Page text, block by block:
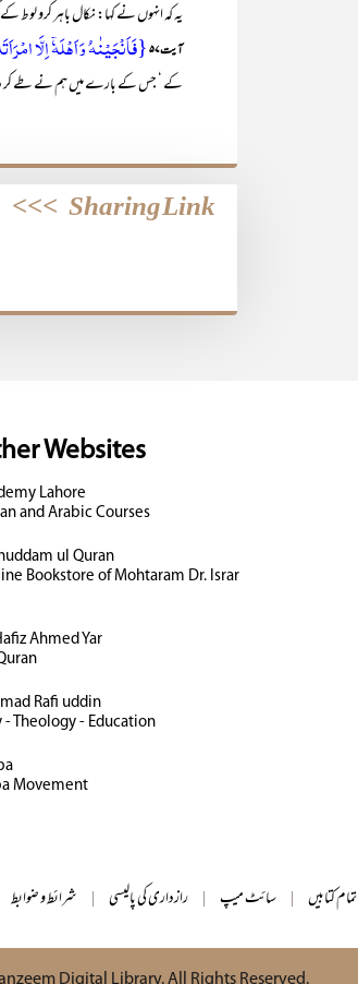
یہ کہ انہوں نے کہا: نکال باہر کرو لوط
آیت ۵۷ {فَاَنۡجَیۡنٰہُ وَ اَہۡلَہٗۤ اِلَّا
کے ‘ جس کے بارے میں ہم نے طے کر دیا
Sharing Link
>>>
Websites
Lahore
and Arabic Courses
ul Quran
Bookstore of Mohtaram Dr. Israr
Ahmed Yar
Rafi uddin
- Theology - Education
Movement
شرائط و ضوابط | رازداری کی پالیسی | سائٹ میپ | تمام کتابیں
Digital Library. All Rights Reserved.